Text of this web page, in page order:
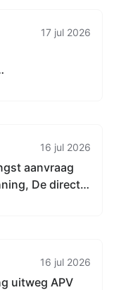
17 jul 2026
16 jul 2026
aanvraag
De directe
16 jul 2026
uitweg APV